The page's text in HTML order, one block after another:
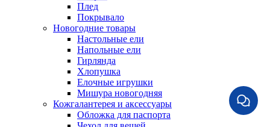
Плед
Покрывало
Новогодние товары
Настольные ели
Напольные ели
Гирлянда
Хлопушка
Елочные игрушки
Мишура новогодняя
Кожгалантерея и аксессуары
Обложка для паспорта